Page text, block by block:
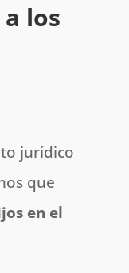
los
jurídico
que
en el